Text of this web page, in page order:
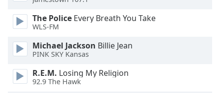
dialog
Escape
close
The Police Every Breath You Take
WLS-FM
Michael Jackson Billie Jean
PINK SKY Kansas
R.E.M. Losing My Religion
92.9 The Hawk